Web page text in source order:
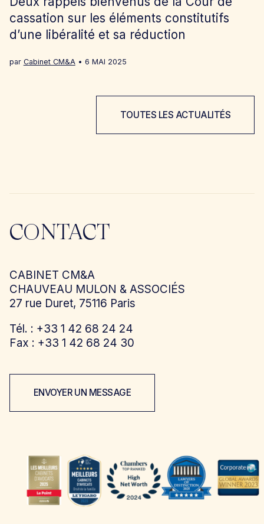
cassation sur les éléments constitutifs
d’une libéralité et sa réduction
par Cabinet CM&A 6 MAI 2025
TOUTES LES ACTUALITÉS
CONTACT
CABINET CM&A
CHAUVEAU MULON & ASSOCIÉS
27 rue Duret, 75116 Paris
Tél. : +33 1 42 68 24 24
Fax : +33 1 42 68 24 30
ENVOYER UN MESSAGE